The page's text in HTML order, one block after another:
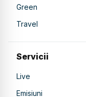
Green
Travel
Servicii
Live
Emisiuni